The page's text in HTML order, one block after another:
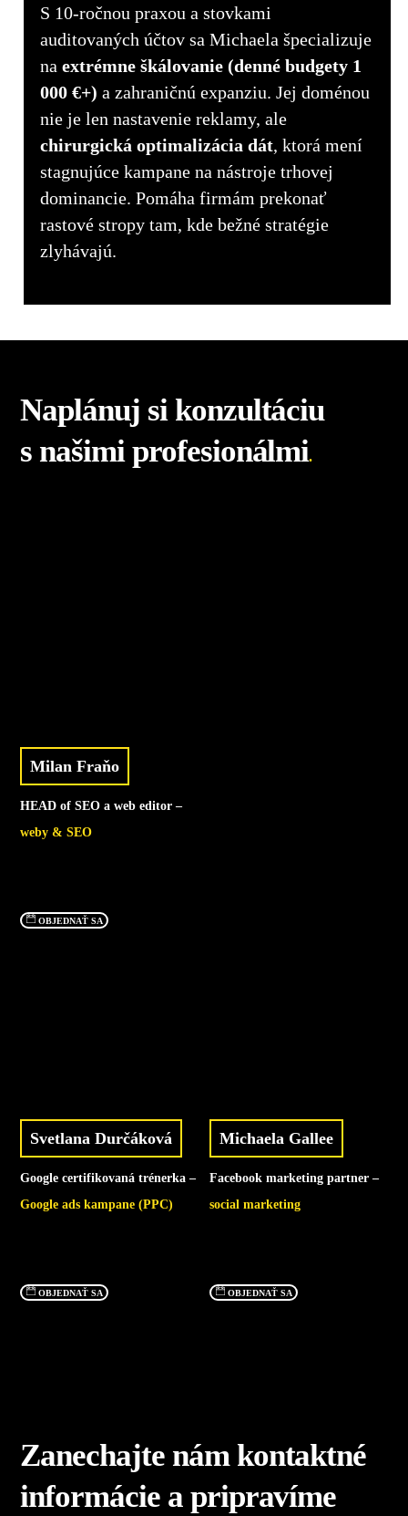
S 10-ročnou praxou a stovkami
auditovaných účtov sa Michaela špecializuje
na extrémne škálovanie (denné budgety 1
000 €+) a zahraničnú expanziu. Jej doménou
nie je len nastavenie reklamy, ale
chirurgická optimalizácia dát, ktorá mení
stagnujúce kampane na nástroje trhovej
dominancie. Pomáha firmám prekonať
rastové stropy tam, kde bežné stratégie
zlyhávajú.
Naplánuj si konzultáciu
s našimi profesionálmi.
Michaela Gallee
Facebook marketing partner –
social marketing
OBJEDNAŤ SA
Milan Fraňo
HEAD of SEO a web editor –
weby & SEO
OBJEDNAŤ SA
Svetlana Durčáková
Google certifikovaná trénerka –
Google ads kampane (PPC)
OBJEDNAŤ SA
Zanechajte nám kontaktné
informácie a pripravíme